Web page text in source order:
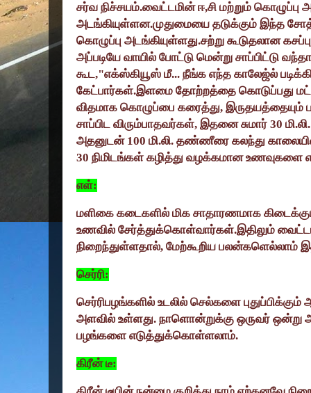
சர்வ நிச்சயம்.வைட்டமின் ஈ,சி மற்றும் கொழுப்பு
அடங்கியுள்ளன.முதுமையை தடுக்கும் இந்த
கொழுப்பு அடங்கியுள்ளது.சற்று கூடுதலான
அப்படியே வாயில் போட்டு மென்று சாப்பிட்டு
கூட,"எக்ஸ்கியூஸ் மீ... நீங்க எந்த காலேஜ்ல்
கேட்பார்கள்.இளமை தோற்றத்தை கொடுப்பது
விதமாக கொழுப்பை கரைத்து, இருதயத்தையும்
சாப்பிட விரும்பாதவர்கள், இதனை சுமார் 30
அதனுடன் 100 மி.லி. தண்ணீரை கலந்து
30 நிமிடங்கள் கழித்து வழக்கமான உணவுகளை
எள்:
மளிகை கடைகளில் மிக சாதாரணமாக
உணவில் சேர்த்துக்கொள்வார்கள்.இதிலும்
நிறைந்துள்ளதால், மேற்கூறிய பலன்களெல்லாம்
செர்ரி:
செர்ரிபழங்களில் உடலில் செல்களை
அளவில் உள்ளது. நாளொன்றுக்கு ஒருவர் ஒன்று
பழங்களை எடுத்துக்கொள்ளலாம்.
கிரீன் டீ: